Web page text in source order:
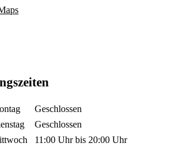
Geschlossen
Geschlossen
11:00 Uhrbis20:00 Uhr